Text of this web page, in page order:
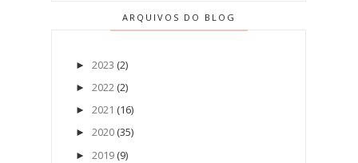
ARQUIVOS DO BLOG
► 2023 (2)
► 2022 (2)
► 2021 (16)
► 2020 (35)
► 2019 (9)